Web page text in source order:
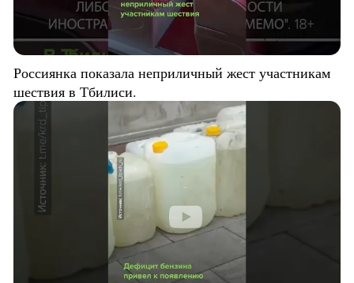
Россиянка показала неприличный жест участникам
шествия в Тбилиси.